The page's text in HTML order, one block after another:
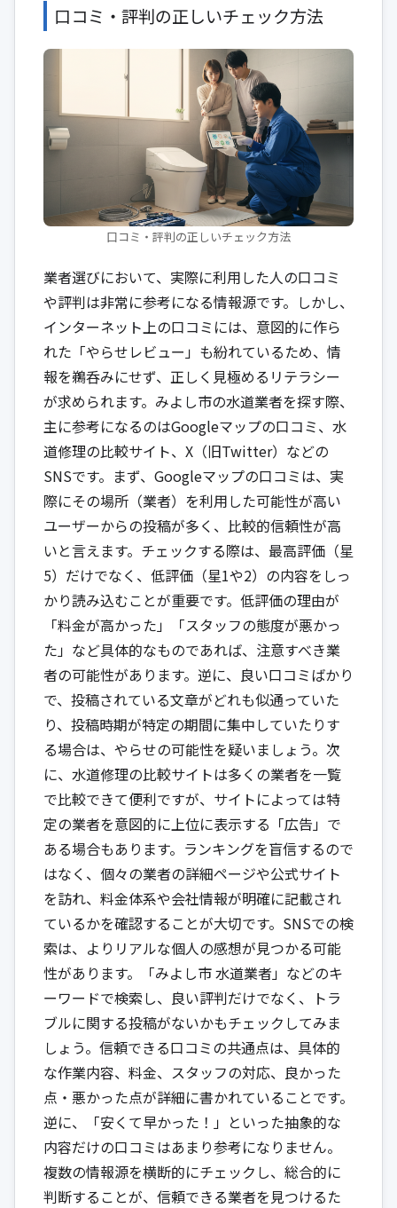
口コミ・評判の正しいチェック方法
口コミ・評判の正しいチェック方法
業者選びにおいて、実際に利用した人の口コミ
や評判は非常に参考になる情報源です。しかし、
インターネット上の口コミには、意図的に作ら
れた「やらせレビュー」も紛れているため、情
報を鵜呑みにせず、正しく見極めるリテラシー
が求められます。みよし市の水道業者を探す際、
主に参考になるのはGoogleマップの口コミ、水
道修理の比較サイト、X（旧Twitter）などの
SNSです。まず、Googleマップの口コミは、実
際にその場所（業者）を利用した可能性が高い
ユーザーからの投稿が多く、比較的信頼性が高
いと言えます。チェックする際は、最高評価（星
5）だけでなく、低評価（星1や2）の内容をしっ
かり読み込むことが重要です。低評価の理由が
「料金が高かった」「スタッフの態度が悪かっ
た」など具体的なものであれば、注意すべき業
者の可能性があります。逆に、良い口コミばかり
で、投稿されている文章がどれも似通っていた
り、投稿時期が特定の期間に集中していたりす
る場合は、やらせの可能性を疑いましょう。次
に、水道修理の比較サイトは多くの業者を一覧
で比較できて便利ですが、サイトによっては特
定の業者を意図的に上位に表示する「広告」で
ある場合もあります。ランキングを盲信するので
はなく、個々の業者の詳細ページや公式サイト
を訪れ、料金体系や会社情報が明確に記載され
ているかを確認することが大切です。SNSでの検
索は、よりリアルな個人の感想が見つかる可能
性があります。「みよし市 水道業者」などのキ
ーワードで検索し、良い評判だけでなく、トラ
ブルに関する投稿がないかもチェックしてみま
しょう。信頼できる口コミの共通点は、具体的
な作業内容、料金、スタッフの対応、良かった
点・悪かった点が詳細に書かれていることです。
逆に、「安くて早かった！」といった抽象的な
内容だけの口コミはあまり参考になりません。
複数の情報源を横断的にチェックし、総合的に
判断することが、信頼できる業者を見つけるた